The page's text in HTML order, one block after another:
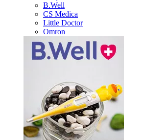
B.Well
CS Medica
Little Doctor
Omron